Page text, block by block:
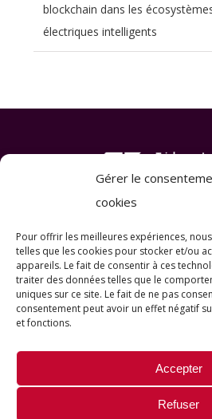
Gérer le
cookies
Pour offrir les meilleures expériences,
telles que les cookies pour stocker et/ou
appareils. Le fait de consentir à ces
traiter des données telles que le
uniques sur ce site. Le fait de ne pas
consentement peut avoir un effet négatif
et fonctions.
Accepter
Refuser
blockchain dans les
électriques intelligents